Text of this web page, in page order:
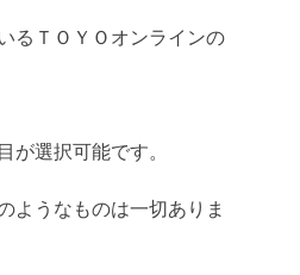
るＴＯＹＯオンラインの
が選択可能です。
ようなものは一切ありま